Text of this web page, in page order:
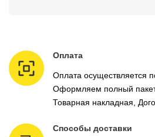
Оплата
Оплата осуществляется
Оформляем полный
Товарная накладная,
Способы доставки